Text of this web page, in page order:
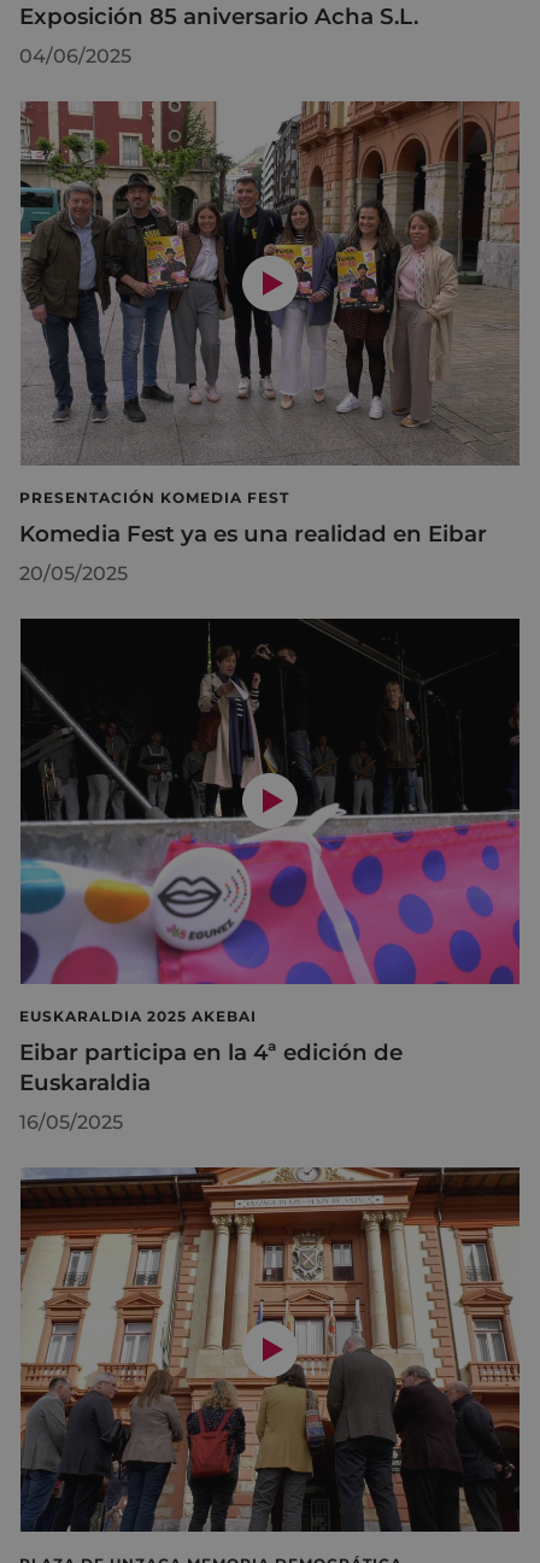
Exposición 85 aniversario Acha S.L.
04/06/2025
PRESENTACIÓN KOMEDIA FEST
Komedia Fest ya es una realidad en Eibar
20/05/2025
EUSKARALDIA 2025 AKEBAI
Eibar participa en la 4ª edición de
Euskaraldia
16/05/2025